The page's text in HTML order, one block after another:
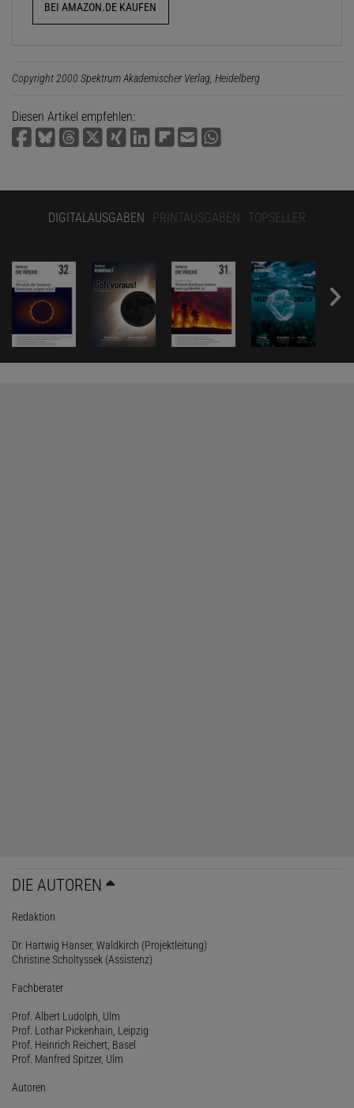
BEI AMAZON.DE KAUFEN
Copyright 2000 Spektrum Akademischer Verlag, Heidelberg
Diesen Artikel empfehlen:
DIGITALAUSGABEN PRINTAUSGABEN TOPSELLER
DIE AUTOREN
Redaktion
Dr. Hartwig Hanser, Waldkirch (Projektleitung)
Christine Scholtyssek (Assistenz)
Fachberater
Prof. Albert Ludolph, Ulm
Prof. Lothar Pickenhain, Leipzig
Prof. Heinrich Reichert, Basel
Prof. Manfred Spitzer, Ulm
Autoren